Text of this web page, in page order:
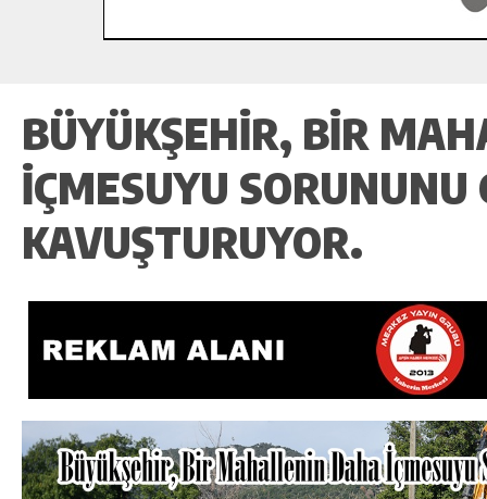
BÜYÜKŞEHIR, BIR
İÇMESUYU SORUNUNU
KAVUŞTURUYOR.